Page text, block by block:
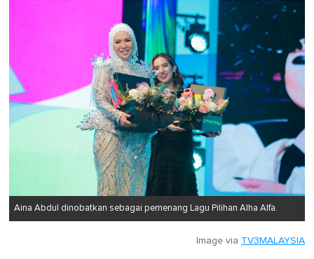
Aina Abdul dinobatkan sebagai pemenang Lagu Pilihan Alha Alfa.
Image via TV3MALAYSIA